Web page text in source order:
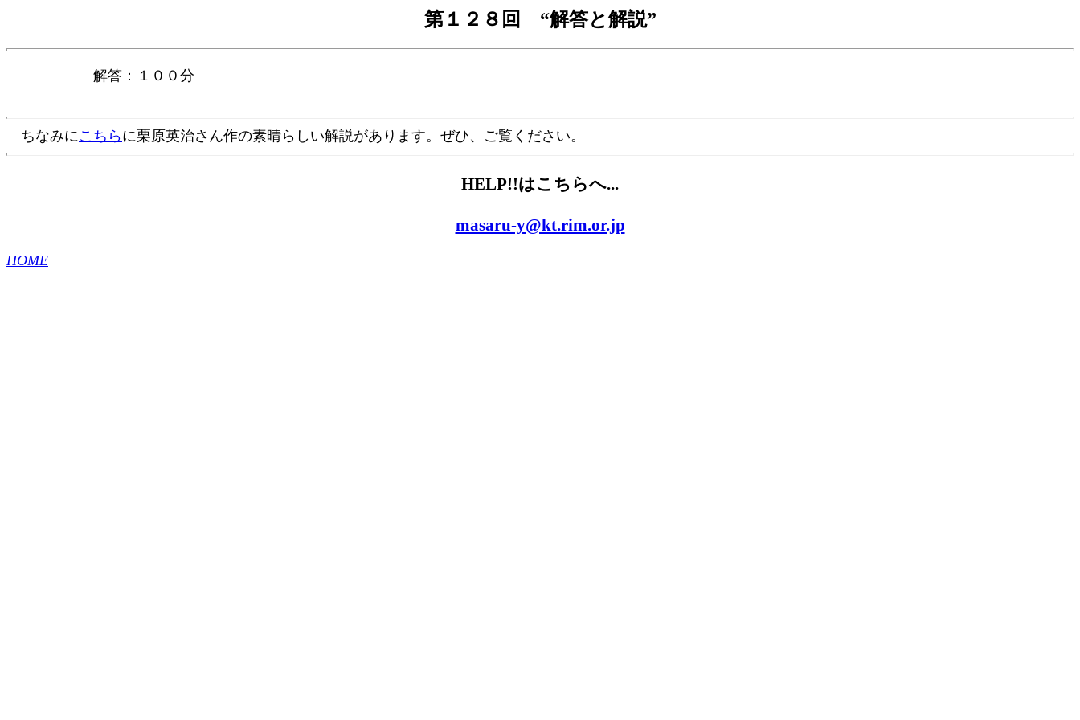
第１２８回 “解答と解説”
解答：１００分
ちなみに こちらに栗原英治さん作の素晴らしい解説があります。ぜひ、ご覧ください。
HELP!!はこちらへ...
masaru-y@kt.rim.or.jp
HOME